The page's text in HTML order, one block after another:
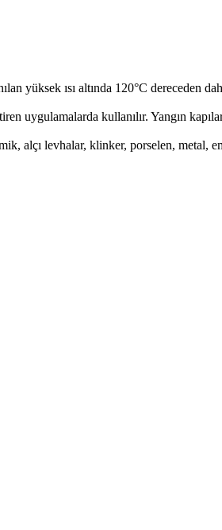
yüksek ısı altında 120°C dereceden
uygulamalarda kullanılır. Yangın
alçı levhalar, klinker, porselen, metal,